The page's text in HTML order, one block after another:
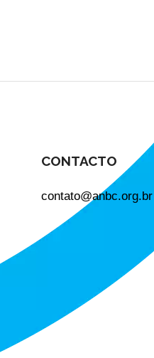
CONTACTO
contato@anbc.org.br